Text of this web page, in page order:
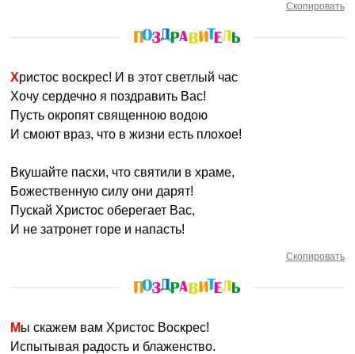
Скопировать
Христос воскрес! И в этот светлый час
Хочу сердечно я поздравить Вас!
Пусть окропят священною водою
И смоют враз, что в жизни есть плохое!
Вкушайте пасхи, что святили в храме,
Божественную силу они дарят!
Пускай Христос оберегает Вас,
И не затронет горе и напасть!
Скопировать
Мы скажем вам Христос Воскрес!
Испытывая радость и блаженство.